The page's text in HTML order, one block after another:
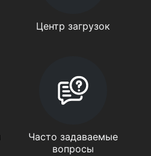
Центр загрузок
Часто задаваемые
вопросы